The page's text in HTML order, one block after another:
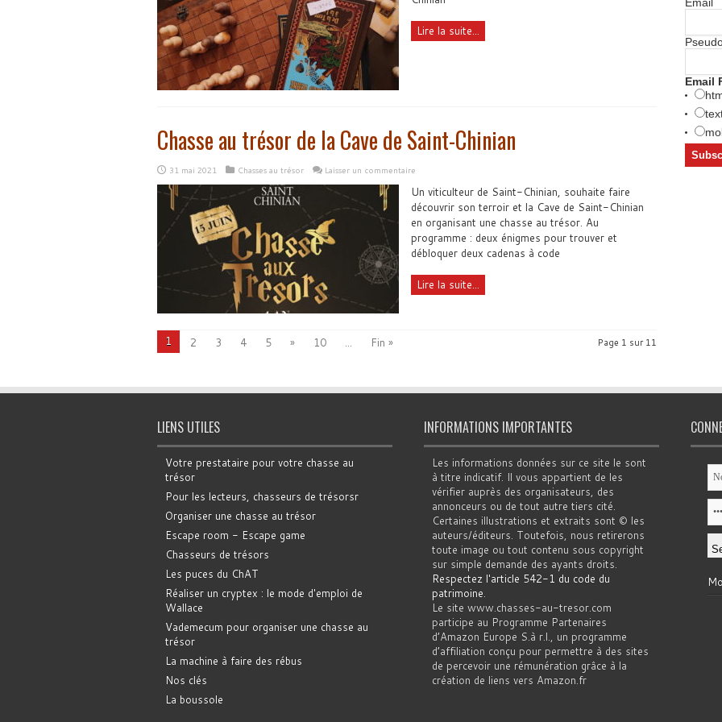
Lire la suite...
Chasse au trésor de la Cave de Saint-Chinian
31 mai 2021 Chasses au trésor Laisser un commentaire
Un viticulteur de Saint-Chinian, souhaite faire
découvrir son terroir et la Cave de Saint-Chinian
en organisant une chasse au trésor. Au
programme : deux énigmes pour trouver et
débloquer deux cadenas à code
Lire la suite...
Page 1 sur 11
1 2 3 4 5 » 10 ... Fin »
Email
LIENS UTILES
Votre prestataire pour votre chasse au
trésor
Pour les lecteurs, chasseurs de trésorsr
Organiser une chasse au trésor
Escape room - Escape game
Chasseurs de trésors
Les puces du ChAT
Réaliser un cryptex : le mode d'emploi de
Wallace
Vademecum pour organiser une chasse au
trésor
La machine à faire des rébus
Nos clés
La boussole
INFORMATIONS IMPORTANTES
Les informations données sur ce site le sont
à titre indicatif. Il vous appartient de les
vérifier auprès des organisateurs, des
annonceurs ou de tout autre tiers cité.
Certaines illustrations et extraits sont © les
auteurs/éditeurs. Toutefois, nous retirerons
toute image ou tout contenu sous copyright
sur simple demande des ayants droits.
Respectez l'article 542-1 du code du
patrimoine.
Le site www.chasses-au-tresor.com
participe au Programme Partenaires
d’Amazon Europe S.à r.l., un programme
d’affiliation conçu pour permettre à des sites
de percevoir une rémunération grâce à la
création de liens vers Amazon.fr